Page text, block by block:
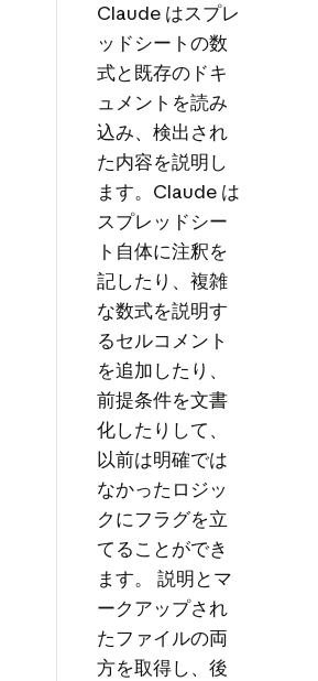
Claude はスプレ
ッドシートの数
式と既存のドキ
ュメントを読み
込み、検出され
た内容を説明し
ます。Claude は
スプレッドシー
ト自体に注釈を
記したり、複雑
な数式を説明す
るセルコメント
を追加したり、
前提条件を文書
化したりして、
以前は明確では
なかったロジッ
クにフラグを立
てることができ
ます。 説明とマ
ークアップされ
たファイルの両
方を取得し、後